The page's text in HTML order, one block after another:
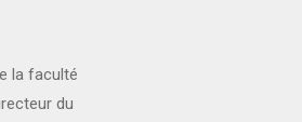
la faculté
du